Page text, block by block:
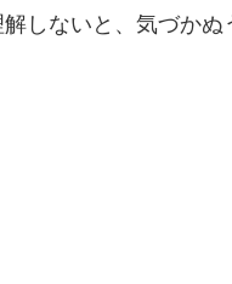
しないと、気づか